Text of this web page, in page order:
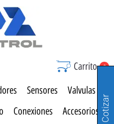
Carrito 0
Sensores
Valvulas
Conexiones
Accesorios Cotizar